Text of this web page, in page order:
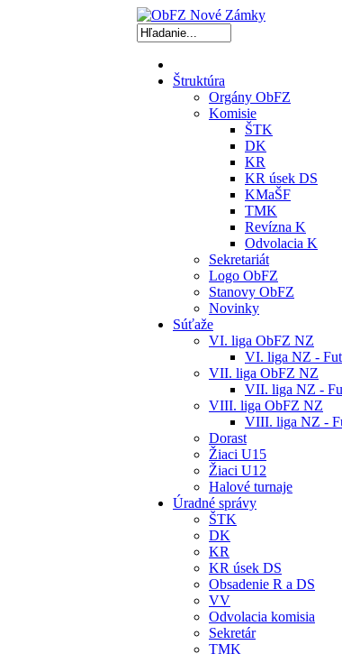
Štruktúra
Orgány ObFZ
Komisie
ŠTK
DK
KR
KR úsek DS
KMaŠF
TMK
Revízna K
Odvolacia K
Sekretariát
Logo ObFZ
Stanovy ObFZ
Novinky
Súťaže
VI. liga ObFZ NZ
VI. liga NZ -
VII. liga ObFZ NZ
VII. liga NZ -
VIII. liga ObFZ NZ
VIII. liga NZ -
Dorast
Žiaci U15
Žiaci U12
Halové turnaje
Úradné správy
ŠTK
DK
KR
KR úsek DS
Obsadenie R a DS
VV
Odvolacia komisia
Sekretár
TMK